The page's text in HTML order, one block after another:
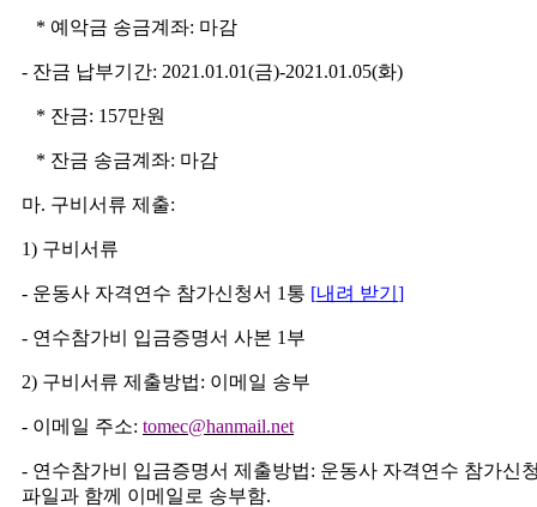
* 예악금 송금계좌: 마감
- 잔금 납부기간: 2021.01.01(금)-2021.01.05(화)
* 잔금: 157만원
* 잔금 송금계좌: 마감
마. 구비서류 제출:
1) 구비서류
- 운동사 자격연수 참가신청서 1 통 [내려 받기 ]
- 연수참가비 입금증명서 사본 1 부
2) 구비서류 제출방법: 이메일 송부
- 이메일 주소: tomec@hanmail.net
- 연수참가비 입금증명서 제출방법: 운동사 자격연수 참가신
파일과 함께 이메일로 송부함.